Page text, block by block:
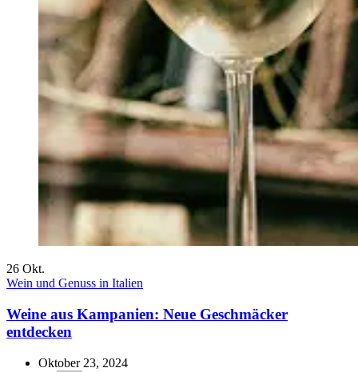
26 Okt.
Wein und Genuss in Italien
Weine aus Kampanien: Neue Geschmäcker
entdecken
Oktober 23, 2024